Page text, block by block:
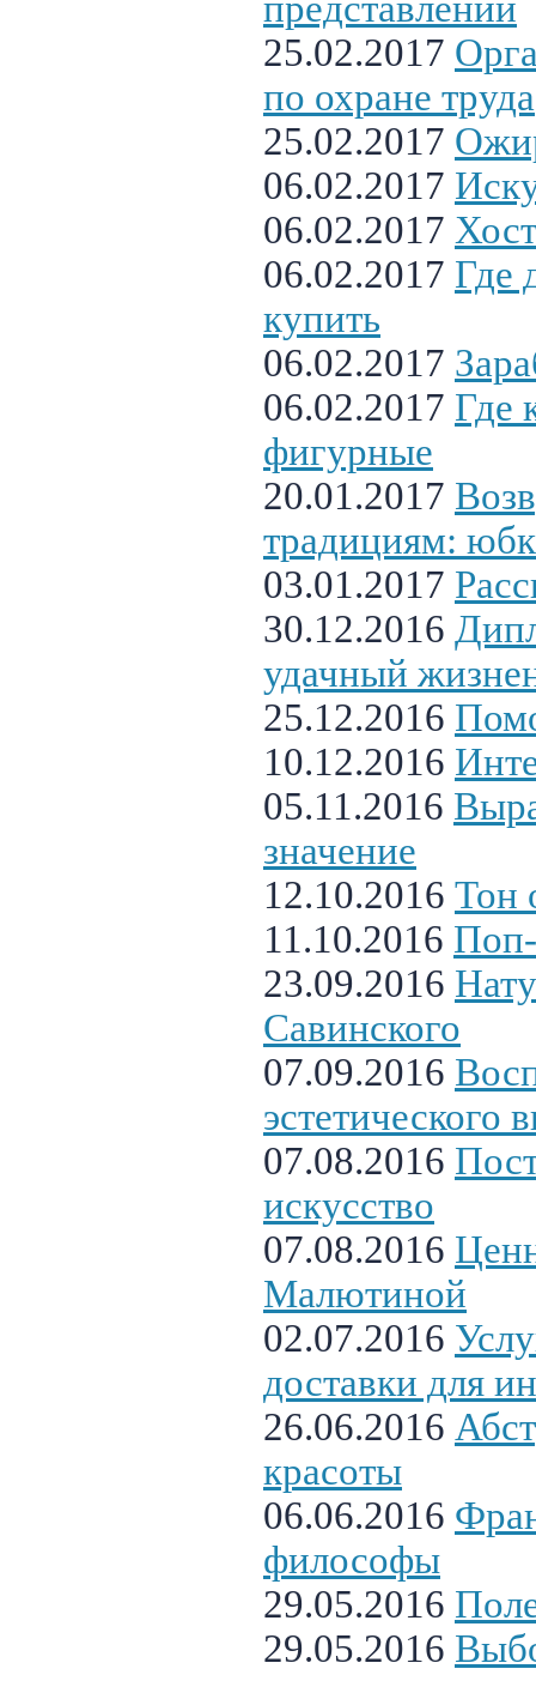
25.02.2017
по охране труда
25.02.2017
06.02.2017
06.02.2017
06.02.2017 Где
купить
06.02.2017
06.02.2017 Где
фигурные
20.01.2017
традициям:
03.01.2017
30.12.2016
удачный
25.12.2016
10.12.2016
05.11.2016
значение
12.10.2016 Тон
11.10.2016
23.09.2016
Савинского
07.09.2016
эстетического
07.08.2016
искусство
07.08.2016
Малютиной
02.07.2016
доставки для
26.06.2016
красоты
06.06.2016
философы
29.05.2016
29.05.2016